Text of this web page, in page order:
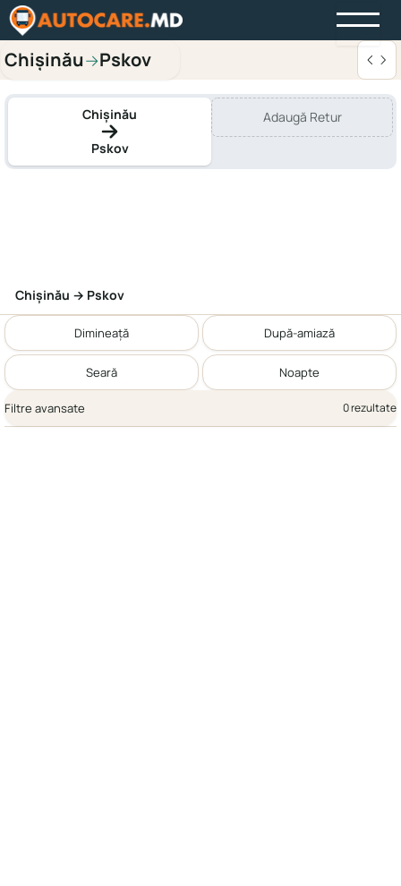
Chișinău→Pskov
Chișinău
Pskov
Adaugă Retur
Chișinău → Pskov
Dimineață După-amiază
Seară Noapte
Filtre avansate 0 rezultate